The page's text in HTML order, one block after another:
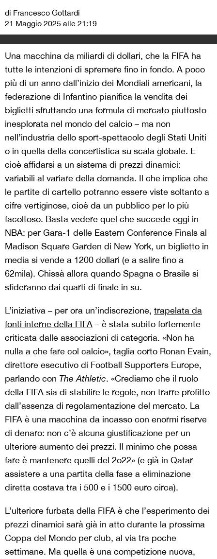
di Francesco Gottardi
21 Maggio 2025 alle 21:19
Una macchina da miliardi di dollari, che la FIFA ha
tutte le intenzioni di spremere fino in fondo. A poco
più di un anno dall’inizio dei Mondiali americani, la
federazione di Infantino pianifica la vendita dei
biglietti sfruttando una formula di mercato piuttosto
inesplorata nel mondo del calcio – ma non
nell’industria dello sport-spettacolo degli Stati Uniti
o in quella della concertistica su scala globale. E
cioè affidarsi a un sistema di prezzi dinamici:
variabili al variare della domanda. Il che implica che
le partite di cartello potranno essere viste soltanto a
cifre vertiginose, cioè da un pubblico per lo più
facoltoso. Basta vedere quel che succede oggi in
NBA: per Gara-1 delle Eastern Conference Finals al
Madison Square Garden di New York, un biglietto in
media si vende a 1200 dollari (e a salire fino a
62mila). Chissà allora quando Spagna o Brasile si
sfideranno dai quarti di finale in su.
L’iniziativa – per ora un’indiscrezione, trapelata da
fonti interne della FIFA – è stata subito fortemente
criticata dalle associazioni di categoria. «Non ha
nulla a che fare col calcio», taglia corto Ronan Evain,
direttore esecutivo di Football Supporters Europe,
parlando con The Athletic. «Crediamo che il ruolo
della FIFA sia di stabilire le regole, non trarre profitto
dall’assenza di regolamentazione del mercato. La
FIFA è una macchina da incasso con enormi riserve
di denaro: non c’è alcuna giustificazione per un
ulteriore aumento dei prezzi. Il minimo che possa
fare è mantenere quelli del 2o22» (e già in Qatar
assistere a una partita della fase a eliminazione
diretta costava tra i 500 e i 1500 euro circa).
L’ulteriore furbata della FIFA è che l’esperimento dei
prezzi dinamici sarà già in atto durante la prossima
Coppa del Mondo per club, al via tra poche
settimane. Ma quella è una competizione nuova,